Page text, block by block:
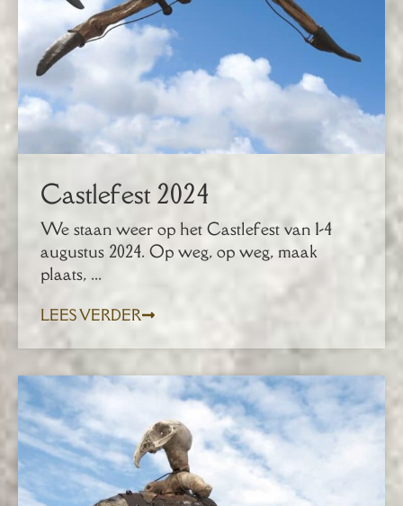
Castlefest 2024
We staan weer op het Castlefest van 1-4
augustus 2024. Op weg, op weg, maak
plaats, ...
LEES VERDER